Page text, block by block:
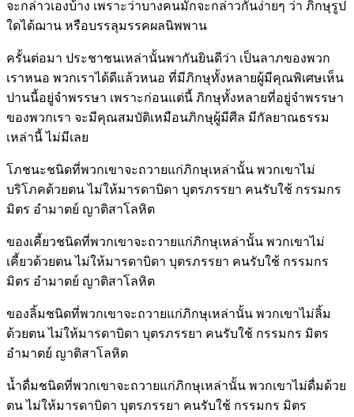
จะกล่าวเองบ้าง เพราะว่าบางคนมักจะกล่าวกันง่ายๆ ว่า ภิกษุรูป
ใดได้ฌาน หรือบรรลุมรรคผลนิพพาน
ครั้นต่อมา ประชาชนเหล่านั้นพากันยินดีว่า เป็นลาภของพวก
เราหนอ พวกเราได้ดีแล้วหนอ ที่มีภิกษุทั้งหลายผู้มีคุณพิเศษเห็น
ปานนี้อยู่จำพรรษา เพราะก่อนแต่นี้ ภิกษุทั้งหลายที่อยู่จำพรรษา
ของพวกเรา จะมีคุณสมบัติเหมือนภิกษุผู้มีศีล มีกัลยาณธรรม
เหล่านี้ ไม่มีเลย
โภชนะชนิดที่พวกเขาจะถวายแก่ภิกษุเหล่านั้น พวกเขาไม่
บริโภคด้วยตน ไม่ให้มารดาบิดา บุตรภรรยา คนรับใช้ กรรมกร
มิตร อำมาตย์ ญาติสาโลหิต
ของเคี้ยวชนิดที่พวกเขาจะถวายแก่ภิกษุเหล่านั้น พวกเขาไม่
เคี้ยวด้วยตน ไม่ให้มารดาบิดา บุตรภรรยา คนรับใช้ กรรมกร
มิตร อำมาตย์ ญาติสาโลหิต
ของลิ้มชนิดที่พวกเขาจะถวายแก่ภิกษุเหล่านั้น พวกเขาไม่ลิ้ม
ด้วยตน ไม่ให้มารดาบิดา บุตรภรรยา คนรับใช้ กรรมกร มิตร
อำมาตย์ ญาติสาโลหิต
น้ำดื่มชนิดที่พวกเขาจะถวายแก่ภิกษุเหล่านั้น พวกเขาไม่ดื่มด้วย
ตน ไม่ให้มารดาบิดา บุตรภรรยา คนรับใช้ กรรมกร มิตร